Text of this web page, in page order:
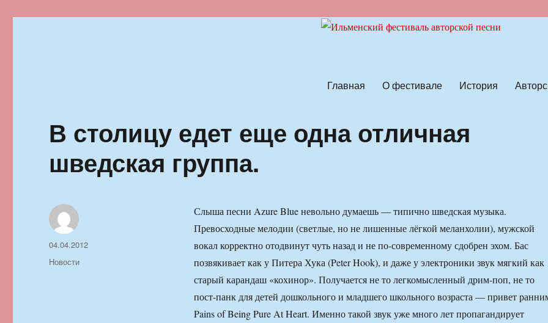
Главная О фестивале История
В столицу едет еще одна отличная
шведская группа.
Слыша песни Azure Blue невольно думаешь — типично шведская музыка.
Превосходные мелодии (светлые, но не лишенные лёгкой меланхолии), мужской
вокал корректно отодвинут чуть назад и не по-современному сдобрен эхом. Бас
позвякивает как у Питера Хука (Peter Hook), и даже у электроники звук мягкий как
старый карандаш «кохинор». Получается не то легкомысленный дрим-поп, не то
пост-панк для детей дошкольного и младшего школьного возраста — привет
Pains of Being Pure At Heart. Именно такой звук уже много лет пропагандирует
Автор
Опубликовано
04.04.2012
Рубрики
Новости